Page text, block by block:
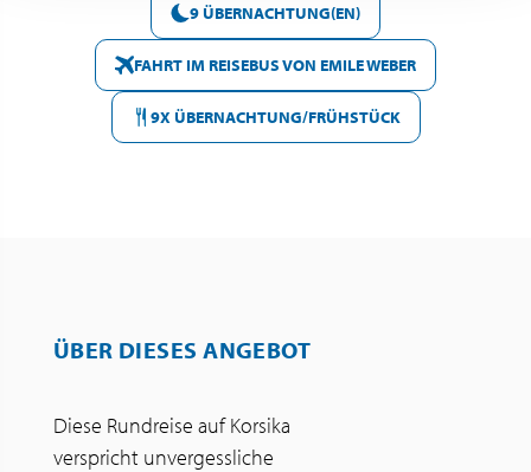
9 ÜBERNACHTUNG(EN)
FAHRT IM REISEBUS VON EMILE WEBER
9X ÜBERNACHTUNG/FRÜHSTÜCK
ÜBER DIESES ANGEBOT
Diese Rundreise auf Korsika
verspricht unvergessliche